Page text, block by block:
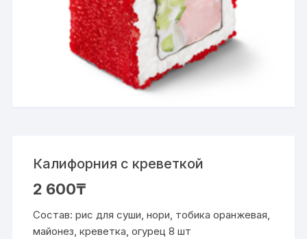
Калифорния с креветкой
2 600₸
Состав: рис для суши, нори, тобика оранжевая,
майонез, креветка, огурец 8 шт